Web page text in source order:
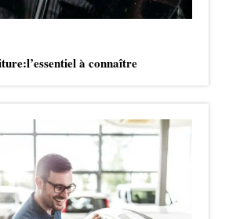
à connaître